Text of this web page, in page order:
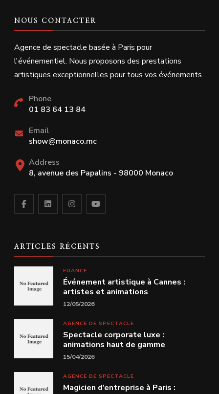
NOUS CONTACTER
Agence de spectacle basée à Paris pour
l'événementiel. Nous proposons des prestations
artistiques exceptionnelles pour tous vos événements.
Phone
01 83 64 13 84
Email
show@monaco.mc
Address
8, avenue des Papalins - 98000 Monaco
ARTICLES RÉCENTS
FRANCE
Événement artistique à Cannes :
artistes et animations
12/05/2026
AGENCE DE SPECTACLE
Spectacle corporate luxe :
animations haut de gamme
15/04/2026
AGENCE DE SPECTACLE
Magicien d’entreprise à Paris :